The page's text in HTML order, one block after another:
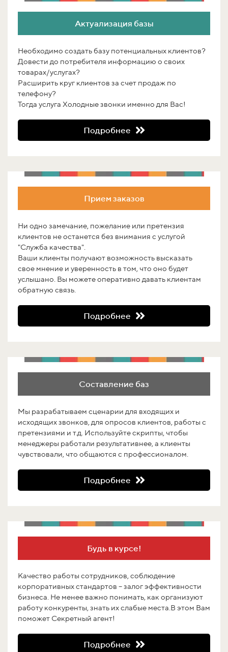
Актуализация базы
Необходимо создать базу потенциальных клиентов?
Довести до потребителя информацию о своих
товарах/услугах?
Расширить круг клиентов за счет продаж по
телефону?
Тогда услуга Холодные звонки именно для Вас!
Подробнее
Прием заказов
Ни одно замечание, пожелание или претензия
клиентов не останется без внимания с услугой
"Служба качества".
Ваши клиенты получают возможность высказать
свое мнение и уверенность в том, что оно будет
услышано. Вы можете оперативно давать клиентам
обратную связь.
Подробнее
Составление баз
Мы разрабатываем сценарии для входящих и
исходящих звонков, для опросов клиентов, работы с
претензиями и т.д. Используйте скрипты, чтобы
менеджеры работали результативнее, а клиенты
чувствовали, что общаются с профессионалом.
Подробнее
Будь в курсе!
Качество работы сотрудников, соблюдение
корпоративных стандартов – залог эффективности
бизнеса. Не менее важно понимать, как организуют
работу конкуренты, знать их слабые места.В этом Вам
поможет Секретный агент!
Подробнее